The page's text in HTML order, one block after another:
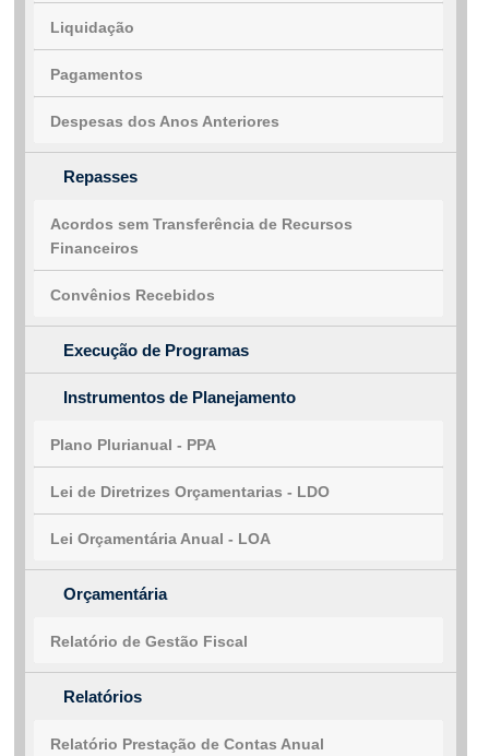
Liquidação
Pagamentos
Despesas dos Anos Anteriores
Repasses
Acordos sem Transferência de Recursos
Financeiros
Convênios Recebidos
Execução de Programas
Instrumentos de Planejamento
Plano Plurianual - PPA
Lei de Diretrizes Orçamentarias - LDO
Lei Orçamentária Anual - LOA
Orçamentária
Relatório de Gestão Fiscal
Relatórios
Relatório Prestação de Contas Anual